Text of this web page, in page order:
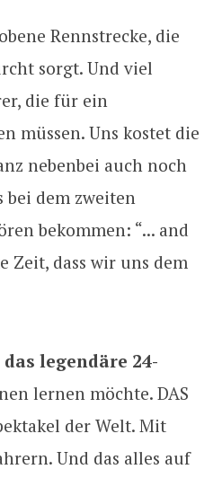
Rennstrecke, die
sorgt. Und viel
die für ein
müssen. Uns kostet die
nebenbei auch noch
bei dem zweiten
bekommen: “... and
Zeit, dass wir uns dem
das legendäre 24-
lernen möchte. DAS
der Welt. Mit
Und das alles auf